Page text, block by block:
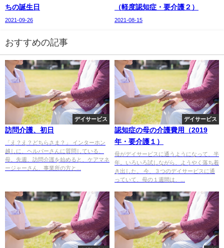
ちの誕生日
2021-09-26
（軽度認知症・要介護２）
2021-08-15
おすすめの記事
デイサービス
訪問介護、初日
「え？え？どちらさま？」 インターホン
越しに、ヘルパーさんに質問している、
母。先週、訪問介護を始めると、ケアマネ
ージャーさん、事業所の方と...
デイサービス
認知症の母の介護費用（2019
年・要介護１）
母がデイサービスに通うようになって、半
年。いろいろ試しながら、ようやく落ち着
き出した。 今、３つのデイサービスに通
っていて、母の１週間は、...